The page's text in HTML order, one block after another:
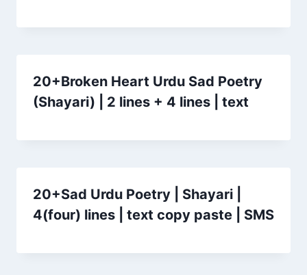
20+Broken Heart Urdu Sad Poetry
(Shayari) | 2 lines + 4 lines | text
20+Sad Urdu Poetry | Shayari |
4(four) lines | text copy paste | SMS